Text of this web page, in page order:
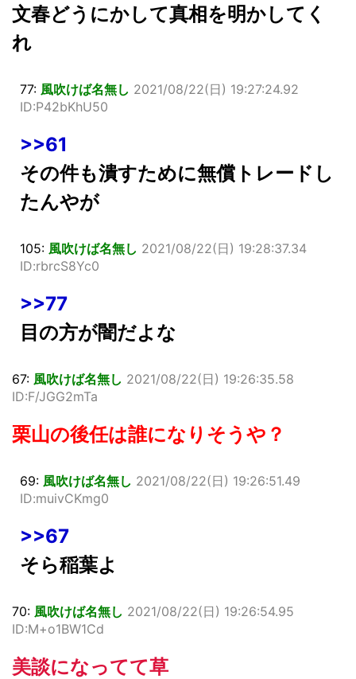
文春どうにかして真相を明かしてく
れ
77: 風吹けば名無し 2021/08/22(日) 19:27:24.92
ID:P42bKhU50
>>61
その件も潰すために無償トレードし
たんやが
105: 風吹けば名無し 2021/08/22(日) 19:28:37.34
ID:rbrcS8Yc0
>>77
目の方が闇だよな
67: 風吹けば名無し 2021/08/22(日) 19:26:35.58
ID:F/JGG2mTa
栗山の後任は誰になりそうや？
69: 風吹けば名無し 2021/08/22(日) 19:26:51.49
ID:muivCKmg0
>>67
そら稲葉よ
70: 風吹けば名無し 2021/08/22(日) 19:26:54.95
ID:M+o1BW1Cd
美談になってて草